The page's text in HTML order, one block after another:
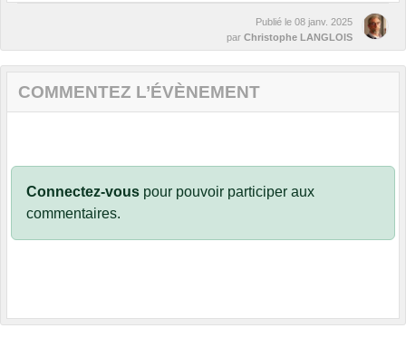
Publié le 08 janv. 2025
par Christophe LANGLOIS
COMMENTEZ L’ÉVÈNEMENT
Connectez-vous pour pouvoir participer aux
commentaires.